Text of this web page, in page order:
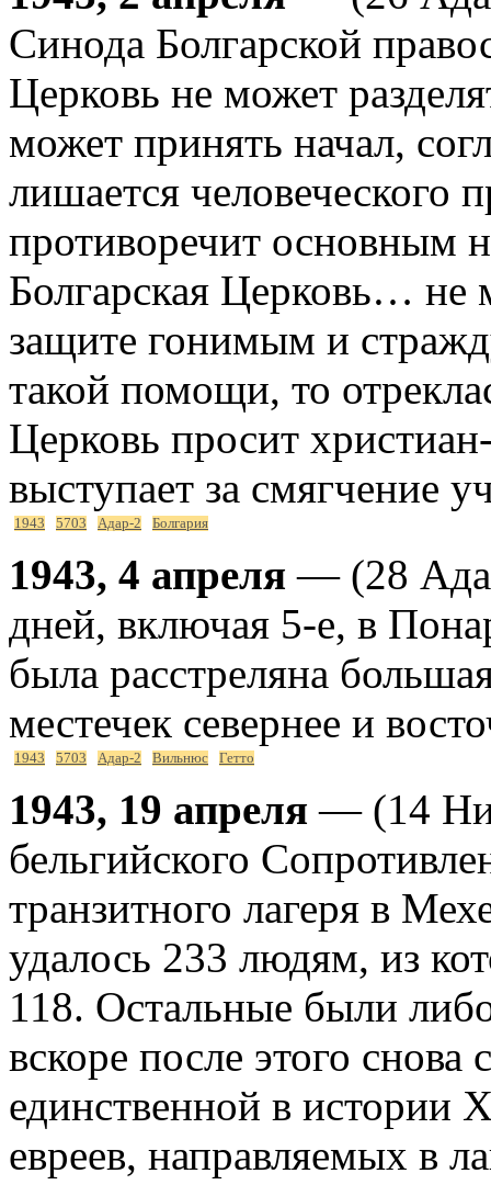
Синода Болгарской
Церковь не может
может принять начал,
лишается человеческого
противоречит основным
Болгарская Церковь… не
защите гонимым и
такой помощи, то
Церковь просит
выступает за смягчение
1943 5703 Адар-2 Болгария
1943, 4 апреля — (28
дней, включая 5-е, в
была расстреляна
местечек севернее и
1943 5703 Адар-2 Вильнюс Гетто
1943, 19 апреля — (14
бельгийского
транзитного лагеря в
удалось 233 людям, из
118. Остальные были
вскоре после этого
единственной в истории
евреев, направляемых в